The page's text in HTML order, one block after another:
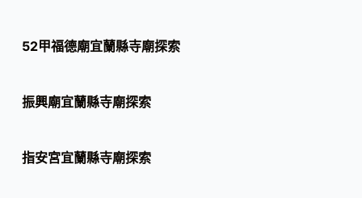
52甲福德廟宜蘭縣寺廟探索
振興廟宜蘭縣寺廟探索
指安宮宜蘭縣寺廟探索